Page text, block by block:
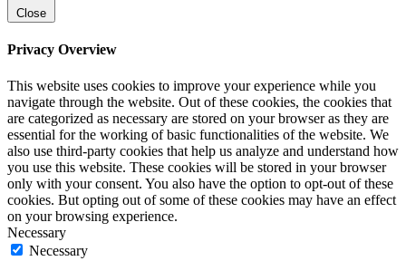
Close
Privacy Overview
This website uses cookies to improve your experience while you
navigate through the website. Out of these cookies, the cookies that
are categorized as necessary are stored on your browser as they are
essential for the working of basic functionalities of the website. We
also use third-party cookies that help us analyze and understand how
you use this website. These cookies will be stored in your browser
only with your consent. You also have the option to opt-out of these
cookies. But opting out of some of these cookies may have an effect
on your browsing experience.
Necessary
Necessary